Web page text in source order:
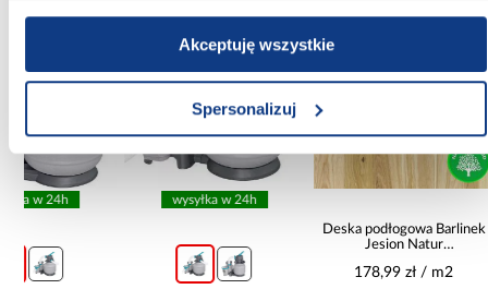
Akceptuję wszystkie
Spersonalizuj
Deska podłogowa Barlinek
178,99 zł / m2